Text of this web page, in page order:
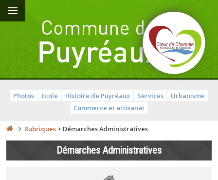
Photos Ecole Histoire de Puyréaux Services
Urbanisme
Commerce et artisanat
Rubriques > Démarches Administratives
Démarches Administratives